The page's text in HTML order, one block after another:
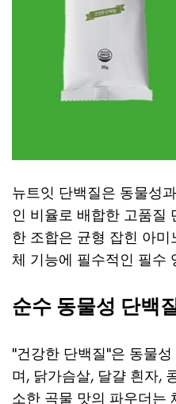
뉴트잇 단백질은 동물성
인 비율로 배합한 고품질
한 조합은 균형 잡힌 아
체 기능에 필수적인 필수
순수 동물성 단백
"건강한 단백질"은 동물
며, 닭가슴살, 달걀 흰자,
소한 곡물 맛의 파우더는